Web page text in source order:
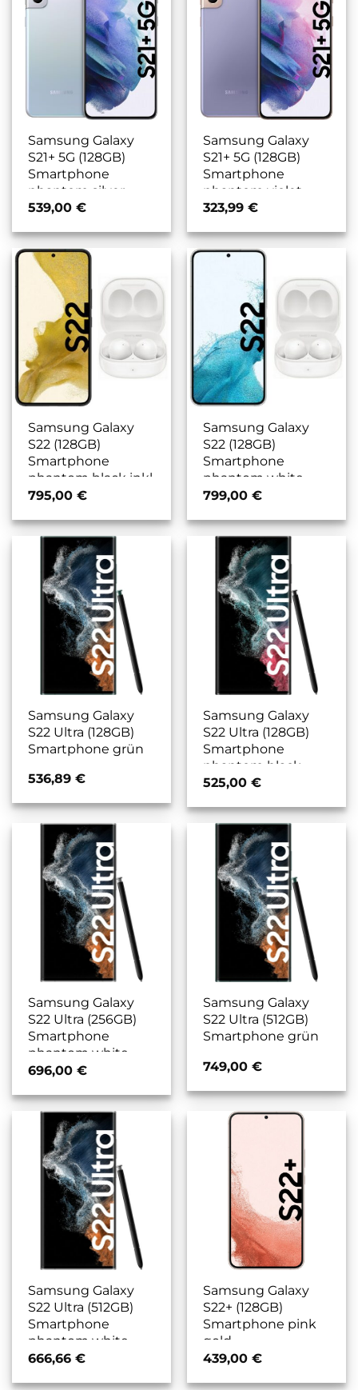
Samsung Galaxy
S21+ 5G (128GB)
Smartphone
phantom silver
539,00 €
Samsung Galaxy
S21+ 5G (128GB)
Smartphone
phantom violet
323,99 €
Samsung Galaxy
S22 (128GB)
Smartphone
phantom black inkl.
Galaxy Buds2
795,00 €
Samsung Galaxy
S22 (128GB)
Smartphone
phantom white
inkl. Galaxy Buds2
799,00 €
Samsung Galaxy
S22 Ultra (128GB)
Smartphone grün
536,89 €
Samsung Galaxy
S22 Ultra (128GB)
Smartphone
phantom black
525,00 €
Samsung Galaxy
S22 Ultra (256GB)
Smartphone
phantom white
696,00 €
Samsung Galaxy
S22 Ultra (512GB)
Smartphone grün
749,00 €
Samsung Galaxy
S22 Ultra (512GB)
Smartphone
phantom white
666,66 €
Samsung Galaxy
S22+ (128GB)
Smartphone pink
gold
439,00 €